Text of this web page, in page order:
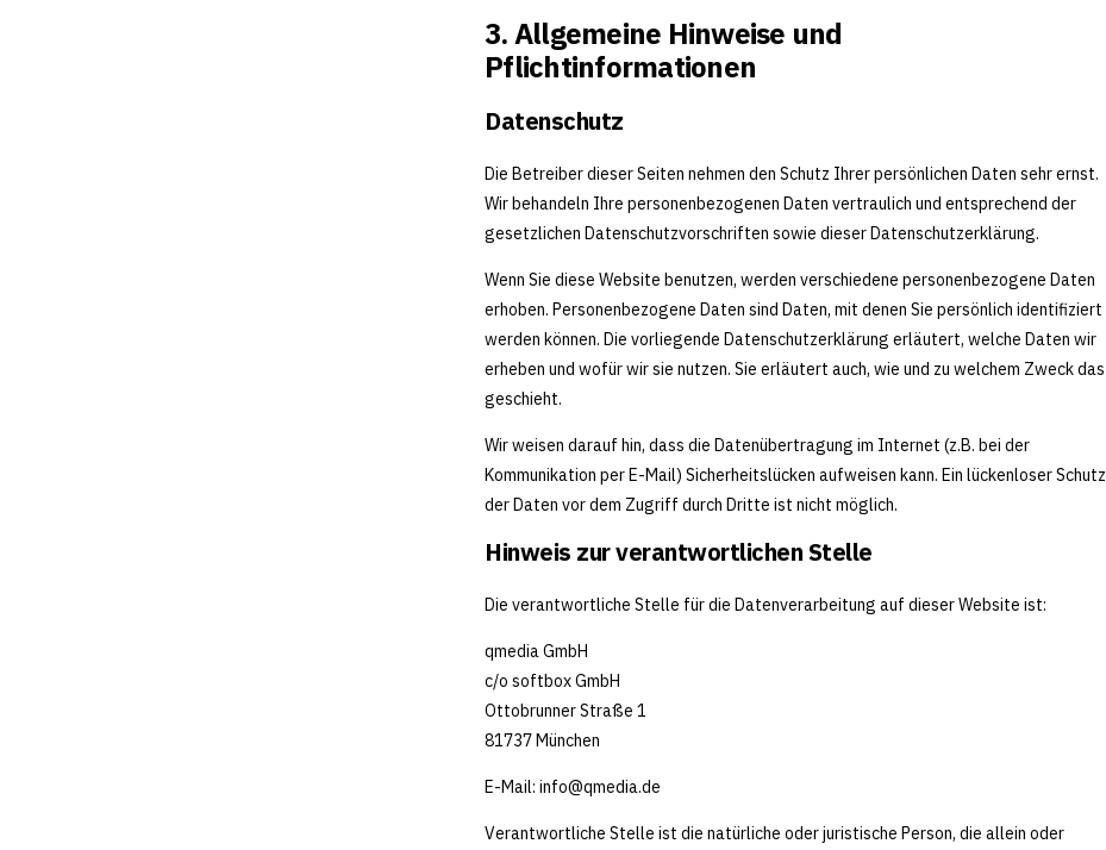
3. Allgemeine Hinweise und
Pflichtinformationen
Datenschutz
Die Betreiber dieser Seiten nehmen den Schutz Ihrer persönlichen Daten sehr ernst.
Wir behandeln Ihre personenbezogenen Daten vertraulich und entsprechend der
gesetzlichen Datenschutzvorschriften sowie dieser Datenschutzerklärung.
Wenn Sie diese Website benutzen, werden verschiedene personenbezogene Daten
erhoben. Personenbezogene Daten sind Daten, mit denen Sie persönlich identifiziert
werden können. Die vorliegende Datenschutzerklärung erläutert, welche Daten wir
erheben und wofür wir sie nutzen. Sie erläutert auch, wie und zu welchem Zweck das
geschieht.
Wir weisen darauf hin, dass die Datenübertragung im Internet (z.B. bei der
Kommunikation per E-Mail) Sicherheitslücken aufweisen kann. Ein lückenloser Schutz
der Daten vor dem Zugriff durch Dritte ist nicht möglich.
Hinweis zur verantwortlichen Stelle
Die verantwortliche Stelle für die Datenverarbeitung auf dieser Website ist:
qmedia GmbH
c/o softbox GmbH
Ottobrunner Straße 1
81737 München
E-Mail: info@qmedia.de
Verantwortliche Stelle ist die natürliche oder juristische Person, die allein oder